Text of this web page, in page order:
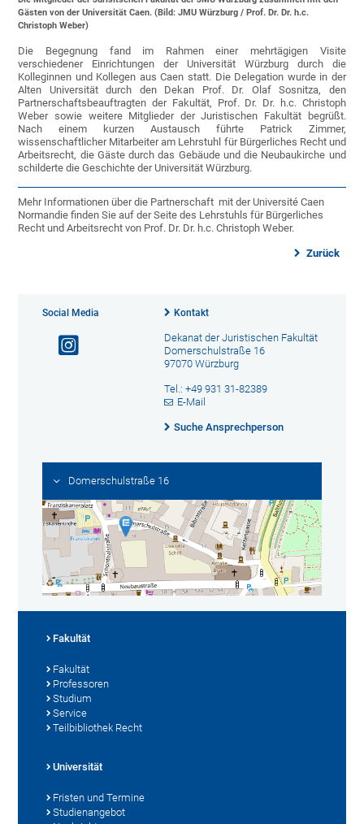
Gästen von der Universität Caen. (Bild: JMU Würzburg / Prof. Dr. Dr. h.c.
Christoph Weber)
Die Begegnung fand im Rahmen einer mehrtägigen Visite
verschiedener Einrichtungen der Universität Würzburg durch die
Kolleginnen und Kollegen aus Caen statt. Die Delegation wurde in der
Alten Universität durch den Dekan Prof. Dr. Olaf Sosnitza, den
Partnerschaftsbeauftragten der Fakultät, Prof. Dr. Dr. h.c. Christoph
Weber sowie weitere Mitglieder der Juristischen Fakultät begrüßt.
Nach einem kurzen Austausch führte Patrick Zimmer,
wissenschaftlicher Mitarbeiter am Lehrstuhl für Bürgerliches Recht und
Arbeitsrecht, die Gäste durch das Gebäude und die Neubaukirche und
schilderte die Geschichte der Universität Würzburg.
Mehr Informationen über die Partnerschaft mit der Université Caen
Normandie finden Sie auf der Seite des Lehrstuhls für Bürgerliches
Recht und Arbeitsrecht von Prof. Dr. Dr. h.c. Christoph Weber.
Zurück
Social Media Kontakt
Dekanat der Juristischen Fakultät
Domerschulstraße 16
97070 Würzburg
Tel.: +49 931 31-82389
E-Mail
Suche Ansprechperson
Domerschulstraße 16
Fakultät
Fakultät
Professoren
Studium
Service
Teilbibliothek Recht
Universität
Fristen und Termine
Studienangebot